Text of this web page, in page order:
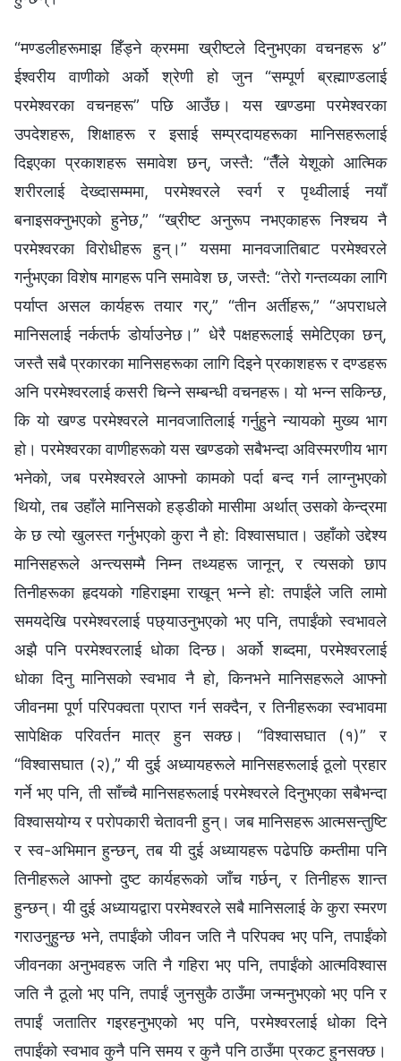
“मण्डलीहरूमाझ हिँड्ने क्रममा ख्रीष्‍टले दिनुभएका वचनहरू ४”
ईश्‍वरीय वाणीको अर्को श्रेणी हो जुन “सम्पूर्ण ब्रह्माण्डलाई
परमेश्‍वरका वचनहरू” पछि आउँछ। यस खण्डमा परमेश्‍वरका
उपदेशहरू, शिक्षाहरू र इसाई सम्प्रदायहरूका मानिसहरूलाई
दिइएका प्रकाशहरू समावेश छन्, जस्तै: “तैँले येशूको आत्मिक
शरीरलाई देख्दासम्ममा, परमेश्‍वरले स्वर्ग र पृथ्वीलाई नयाँ
बनाइसक्‍नुभएको हुनेछ,” “ख्रीष्ट अनुरूप नभएकाहरू निश्‍चय नै
परमेश्‍वरका विरोधीहरू हुन्।” यसमा मानवजातिबाट परमेश्‍वरले
गर्नुभएका विशेष मागहरू पनि समावेश छ, जस्तै: “तेरो गन्तव्यका लागि
पर्याप्त असल कार्यहरू तयार गर्,” “तीन अर्तीहरू,” “अपराधले
मानिसलाई नर्कतर्फ डोर्याउनेछ।” धेरै पक्षहरूलाई समेटिएका छन्,
जस्तै सबै प्रकारका मानिसहरूका लागि दिइने प्रकाशहरू र दण्डहरू
अनि परमेश्‍वरलाई कसरी चिन्‍ने सम्‍बन्धी वचनहरू। यो भन्न सकिन्छ,
कि यो खण्ड परमेश्‍वरले मानवजातिलाई गर्नुहुने न्यायको मुख्य भाग
हो। परमेश्‍वरका वाणीहरूको यस खण्डको सबैभन्दा अविस्मरणीय भाग
भनेको, जब परमेश्‍वरले आफ्नो कामको पर्दा बन्द गर्न लाग्नुभएको
थियो, तब उहाँले मानिसको हड्डीको मासीमा अर्थात् उसको केन्द्रमा
के छ त्यो खुलस्त गर्नुभएको कुरा नै हो: विश्‍वासघात। उहाँको उद्देश्य
मानिसहरूले अन्त्यसम्‍मै निम्न तथ्यहरू जानून्, र त्यसको छाप
तिनीहरूका हृदयको गहिराइमा राखून् भन्‍ने हो: तपाईंले जति लामो
समयदेखि परमेश्‍वरलाई पछ्याउनुभएको भए पनि, तपाईंको स्वभावले
अझै पनि परमेश्‍वरलाई धोका दिन्छ। अर्को शब्दमा, परमेश्‍वरलाई
धोका दिनु मानिसको स्वभाव नै हो, किनभने मानिसहरूले आफ्नो
जीवनमा पूर्ण परिपक्वता प्राप्त गर्न सक्दैन, र तिनीहरूका स्वभावमा
सापेक्षिक परिवर्तन मात्र हुन सक्छ। “विश्‍वासघात (१)” र
“विश्‍वासघात (२),” यी दुई अध्यायहरूले मानिसहरूलाई ठूलो प्रहार
गर्ने भए पनि, ती साँच्चै मानिसहरूलाई परमेश्‍वरले दिनुभएका सबैभन्दा
विश्‍वासयोग्य र परोपकारी चेतावनी हुन्। जब मानिसहरू आत्मसन्तुष्टि
र स्व-अभिमान हुन्छन्, तब यी दुई अध्यायहरू पढेपछि कम्तीमा पनि
तिनीहरूले आफ्नो दुष्ट कार्यहरूको जाँच गर्छन्, र तिनीहरू शान्त
हुन्छन्। यी दुई अध्यायद्वारा परमेश्‍वरले सबै मानिसलाई के कुरा स्मरण
गराउनुहुन्छ भने, तपाईंको जीवन जति नै परिपक्व भए पनि, तपाईंको
जीवनका अनुभवहरू जति नै गहिरा भए पनि, तपाईंको आत्मविश्‍वास
जति नै ठूलो भए पनि, तपाईं जुनसुकै ठाउँमा जन्‍मनुभएको भए पनि र
तपाईं जतातिर गइरहनुभएको भए पनि, परमेश्‍वरलाई धोका दिने
तपाईंको स्वभाव कुनै पनि समय र कुनै पनि ठाउँमा प्रकट हुनसक्छ।